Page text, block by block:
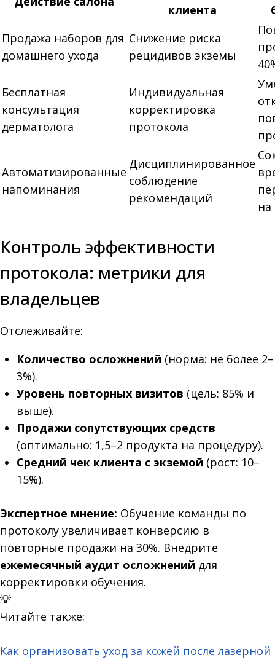
клиента
Продажа наборов для
домашнего ухода
Снижение риска
рецидивов экземы
Бесплатная
консультация
дерматолога
Индивидуальная
корректировка
протокола
Автоматизированные
напоминания
Дисциплинированное
соблюдение
рекомендаций
на
Контроль эффективности
протокола: метрики для
владельцев
Отслеживайте:
Количество осложнений (норма: не более 2–
3%).
Уровень повторных визитов (цель: 85% и
выше).
Продажи сопутствующих средств
(оптимально: 1,5–2 продукта на процедуру).
Средний чек клиента с экземой (рост: 10–
15%).
Экспертное мнение: Обучение команды по
протоколу увеличивает конверсию в
повторные продажи на 30%. Внедрите
ежемесячный аудит осложнений для
корректировки обучения.
💡
Читайте также:
Как организовать уход за кожей после лазерной